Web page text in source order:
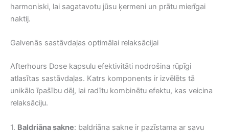
harmoniski, lai sagatavotu jūsu ķermeni un prātu mierīgai
naktij.
Galvenās sastāvdaļas optimālai relaksācijai
Afterhours Dose kapsulu efektivitāti nodrošina rūpīgi
atlasītas sastāvdaļas. Katrs komponents ir izvēlēts tā
unikālo īpašību dēļ, lai radītu kombinētu efektu, kas veicina
relaksāciju.
1. Baldriāna sakne: baldriāna sakne ir pazīstama ar savu